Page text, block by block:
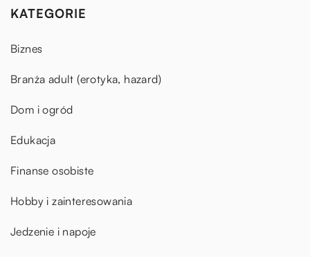
KATEGORIE
Biznes
Branża adult (erotyka, hazard)
Dom i ogród
Edukacja
Finanse osobiste
Hobby i zainteresowania
Jedzenie i napoje